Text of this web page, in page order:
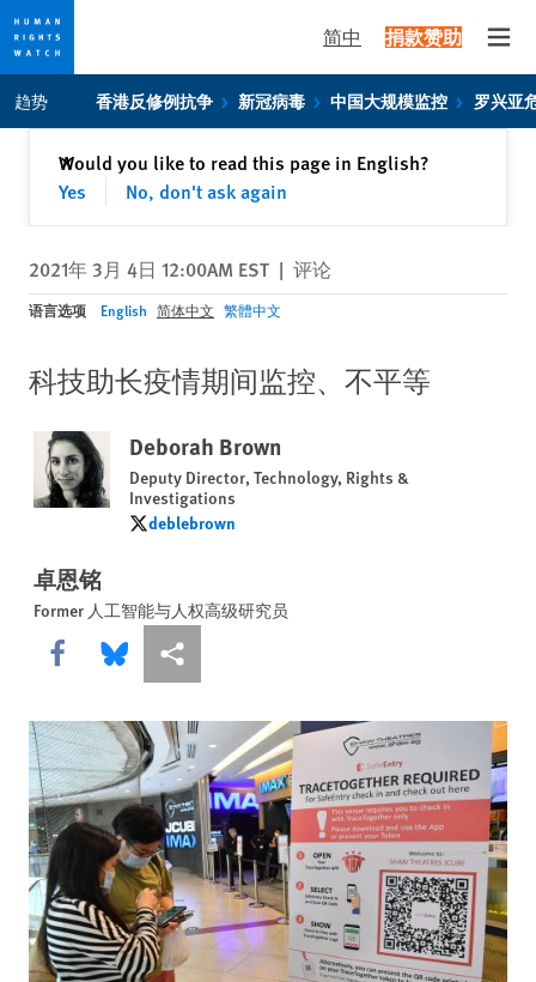
Skip
to
privacy
Skip
to
content
简中 捐款赞助
趋势 香港反修例抗争 新冠病毒 中国大规模监控 罗兴亚
Would you like to read this page in English?
Yes
No, don't ask again
✕关闭
2021年 3月 4日 12:00AM EST | 评论
语言选项 English 简体中文 繁體中文
科技助长疫情期间监控、不平等
Deborah Brown
Deputy Director, Technology, Rights &
Investigations
deblebrown
deblebrown
卓恩铭
Former 人工智能与人权高级研究员
Share this via Facebook
Share this via Bluesky
More sharing options